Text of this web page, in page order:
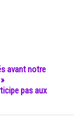
avant notre
pas aux